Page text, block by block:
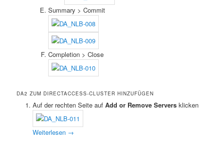
Summary > Commit
Completion > Close
DA2 ZUM DIRECTACCESS-CLUSTER HINZUFÜGEN
Auf der rechten Seite auf Add or Remove Serversklicken
Weiterlesen →